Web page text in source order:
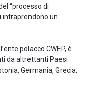
“processo di
intraprendono un
polacco CWEP, è
da altrettanti Paesi
Germania, Grecia,